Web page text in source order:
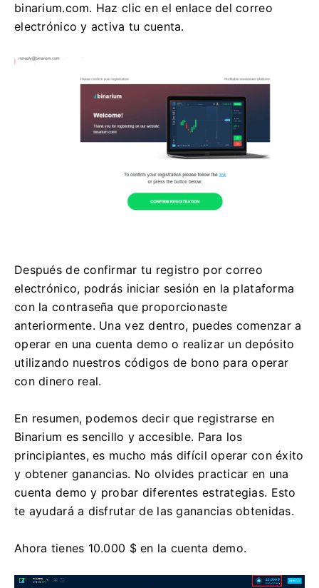
binarium.com. Haz clic en el enlace del correo
electrónico y activa tu cuenta.
Después de confirmar tu registro por correo
electrónico, podrás iniciar sesión en la plataforma
con la contraseña que proporcionaste
anteriormente. Una vez dentro, puedes comenzar a
operar en una cuenta demo o realizar un depósito
utilizando nuestros códigos de bono para operar
con dinero real.
En resumen, podemos decir que registrarse en
Binarium es sencillo y accesible. Para los
principiantes, es mucho más difícil operar con éxito
y obtener ganancias. No olvides practicar en una
cuenta demo y probar diferentes estrategias. Esto
te ayudará a disfrutar de las ganancias obtenidas.
Ahora tienes 10.000 $ en la cuenta demo.